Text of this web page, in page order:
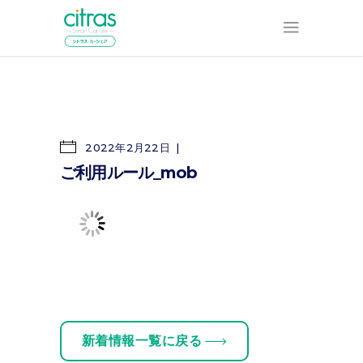
2022年2月22日
ご利用ルール_mob
新着情報一覧に戻る